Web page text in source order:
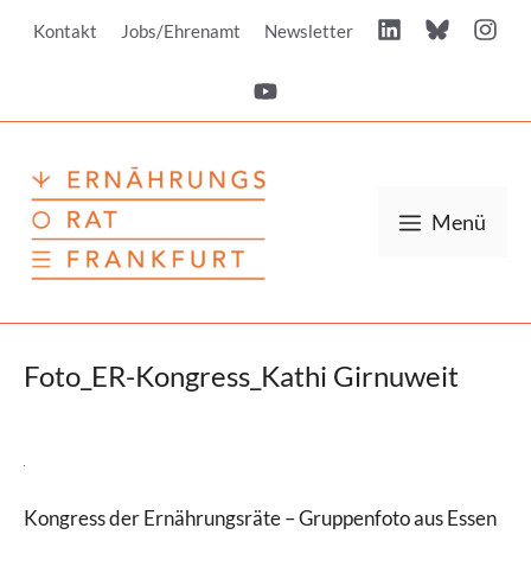
InhaltKontakt Jobs/Ehrenamt Newsletter
Menü
Foto_ER-Kongress_Kathi Girnuweit
Kongress der Ernährungsräte – Gruppenfoto aus Essen